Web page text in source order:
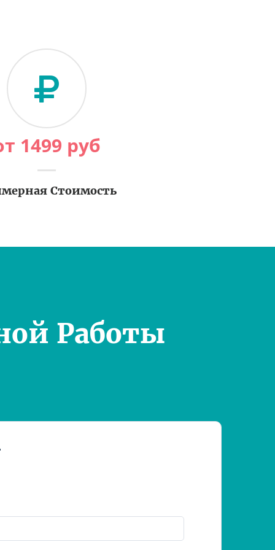
1499 руб
Стоимость
Работы